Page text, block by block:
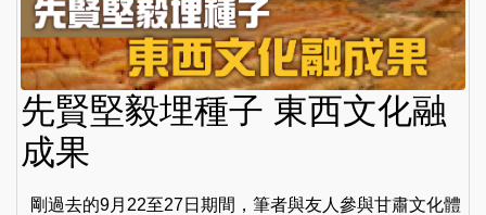
先賢堅毅埋種子 東西文化融
成果
剛過去的9月22至27日期間，筆者與友人參與甘肅文化體